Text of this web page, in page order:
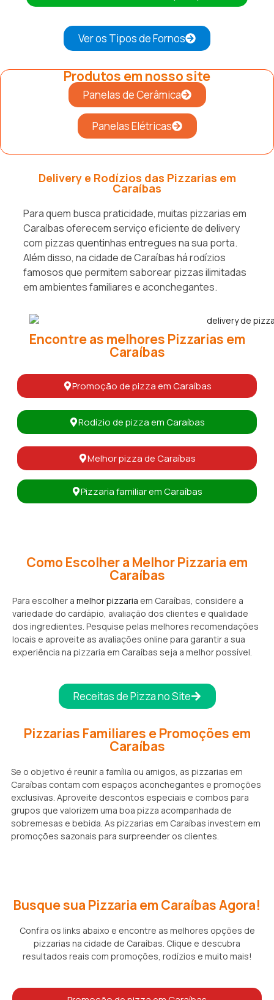
Ver os Tipos de Fornos
Produtos em nosso site
Panelas de Cerâmica
Panelas Elétricas
Delivery e Rodízios das Pizzarias em
Caraíbas
Para quem busca praticidade, muitas pizzarias em
Caraíbas oferecem serviço eficiente de delivery
com pizzas quentinhas entregues na sua porta.
Além disso, na cidade de Caraíbas há rodízios
famosos que permitem saborear pizzas ilimitadas
em ambientes familiares e aconchegantes.
Encontre as melhores Pizzarias em
Caraíbas
Promoção de pizza em Caraíbas
Rodízio de pizza em Caraíbas
Melhor pizza de Caraíbas
Pizzaria familiar em Caraíbas
Como Escolher a Melhor Pizzaria em
Caraíbas
Para escolher a melhor pizzaria em Caraíbas, considere a
variedade do cardápio, avaliação dos clientes e qualidade
dos ingredientes. Pesquise pelas melhores recomendações
locais e aproveite as avaliações online para garantir a sua
experiência na pizzaria em Caraíbas seja a melhor possível.
Receitas de Pizza no Site
Pizzarias Familiares e Promoções em
Caraíbas
Se o objetivo é reunir a família ou amigos, as pizzarias em
Caraíbas contam com espaços aconchegantes e promoções
exclusivas. Aproveite descontos especiais e combos para
grupos que valorizem uma boa pizza acompanhada de
sobremesas e bebida. As pizzarias em Caraíbas investem em
promoções sazonais para surpreender os clientes.
Busque sua Pizzaria em Caraíbas Agora!
Confira os links abaixo e encontre as melhores opções de
pizzarias na cidade de Caraíbas. Clique e descubra
resultados reais com promoções, rodízios e muito mais!